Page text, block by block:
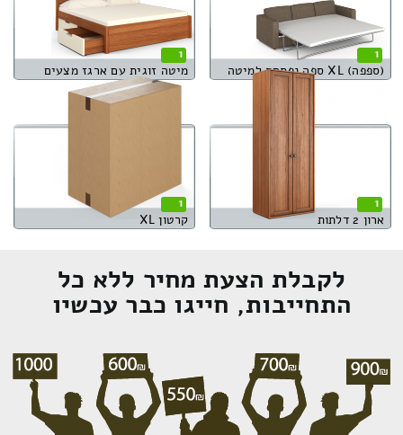
1
(ספפה) XL ספה נפתחת למיטה
1
מיטה זוגית עם ארגז מצעים
1
ארון 2 דלתות
1
קרטון XL
לקבלת הצעת מחיר ללא כל
התחייבות, חייגו כבר עכשיו